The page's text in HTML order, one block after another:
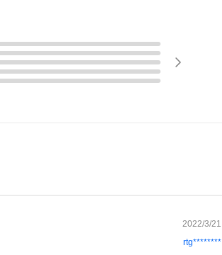
2022/3/21
rtg********